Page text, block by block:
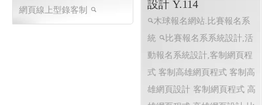
設計 Y.114
木球報名網站.比賽報名系
統
比賽報名系系統設計,活
動報名系統設計,客制網頁程
式 客制高雄網頁程式 客制高
雄網頁設計 客制網頁程式 高